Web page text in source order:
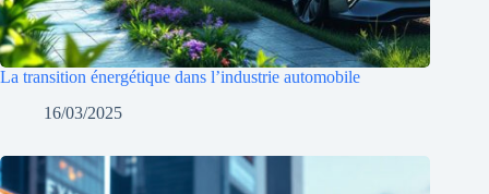
La transition énergétique dans l’industrie automobile
16/03/2025